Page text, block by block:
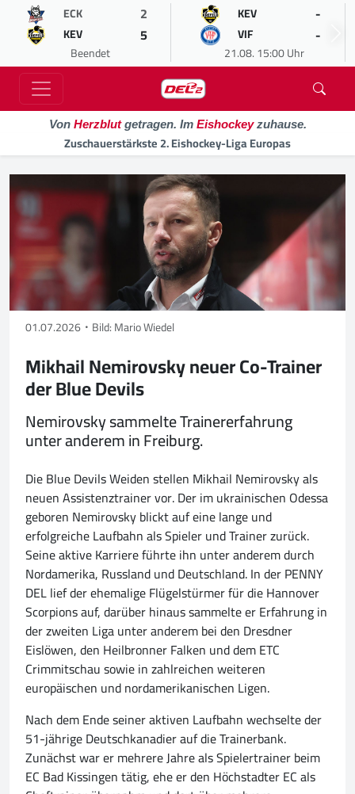
ECK 2
KEV 5
Beendet
KEV -
VIF -
21.08. 15:00 Uhr
Von Herzblutgetragen. Im Eishockeyzuhause.
Zuschauerstärkste 2. Eishockey-Liga Europas
01.07.2026 Bild: Mario Wiedel
Mikhail Nemirovsky neuer Co-Trainer
der Blue Devils
Nemirovsky sammelte Trainererfahrung
unter anderem in Freiburg.
Die Blue Devils Weiden stellen Mikhail Nemirovsky als
neuen Assistenztrainer vor. Der im ukrainischen Odessa
geboren Nemirovsky blickt auf eine lange und
erfolgreiche Laufbahn als Spieler und Trainer zurück.
Seine aktive Karriere führte ihn unter anderem durch
Nordamerika, Russland und Deutschland. In der PENNY
DEL lief der ehemalige Flügelstürmer für die Hannover
Scorpions auf, darüber hinaus sammelte er Erfahrung in
der zweiten Liga unter anderem bei den Dresdner
Eislöwen, den Heilbronner Falken und dem ETC
Crimmitschau sowie in zahlreichen weiteren
europäischen und nordamerikanischen Ligen.
Nach dem Ende seiner aktiven Laufbahn wechselte der
51-jährige Deutschkanadier auf die Trainerbank.
Zunächst war er mehrere Jahre als Spielertrainer beim
EC Bad Kissingen tätig, ehe er den Höchstadter EC als